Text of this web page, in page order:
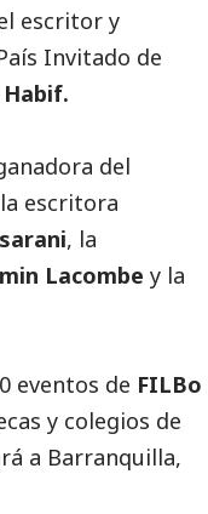
escritor y
Invitado de
del
escritora
, la
Lacombe y la
eventos de FILBo
y colegios de
a Barranquilla,